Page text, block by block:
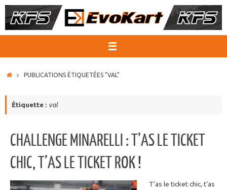
Passer
au
ACCUEIL
PUBLICATIONS ÉTIQUETÉES "VAL"
Étiquette : val
CHALLENGE MINARELLI : T’AS LE TICKET
CHIC, T’AS LE TICKET ROK !
T’as le ticket chic, t’as